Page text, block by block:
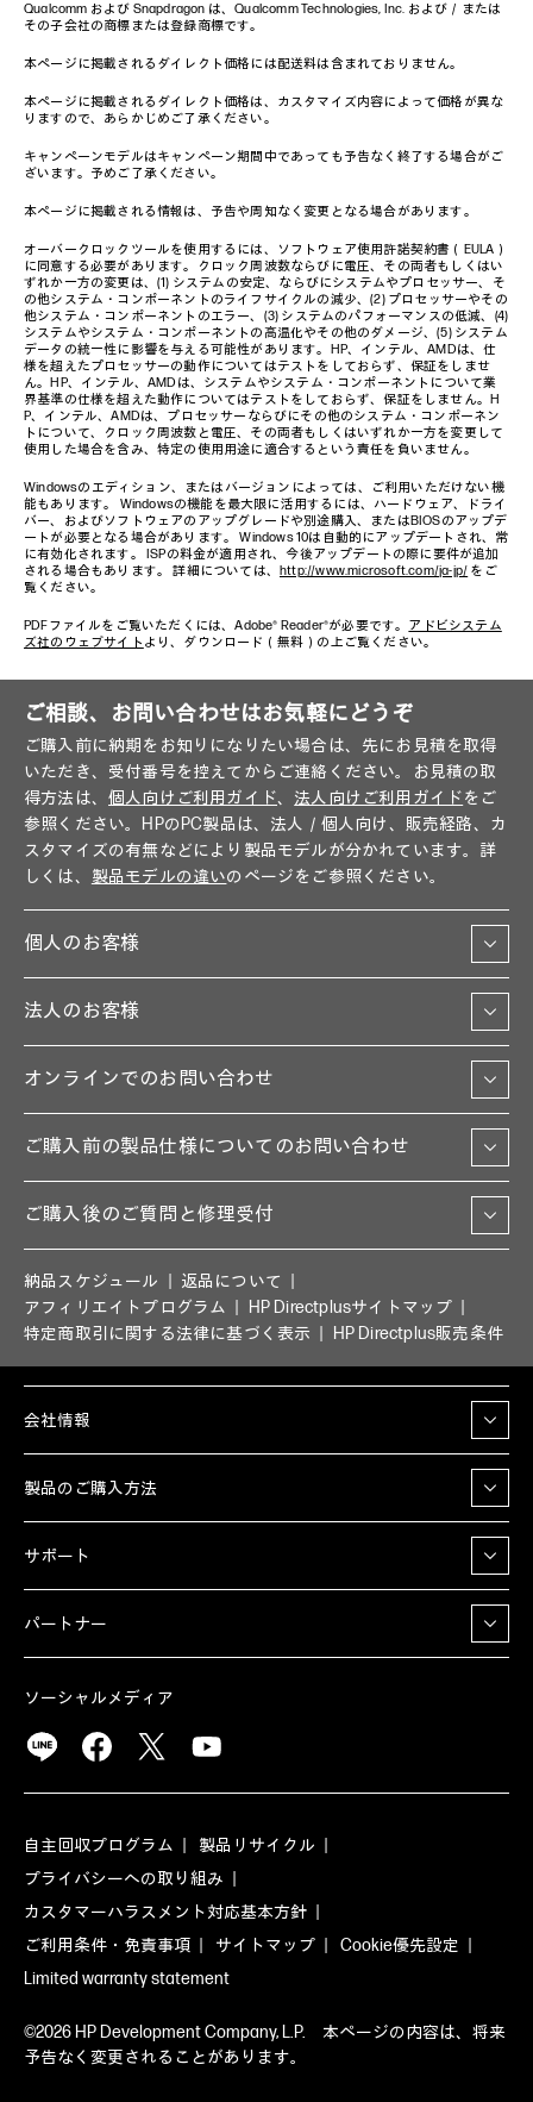
Qualcomm および Snapdragon は、Qualcomm Technologies, Inc. および／または
その子会社の商標または登録商標です。
本ページに掲載されるダイレクト価格には配送料は含まれておりません。
本ページに掲載されるダイレクト価格は、カスタマイズ内容によって価格が異な
りますので、あらかじめご了承ください。
キャンペーンモデルはキャンペーン期間中であっても予告なく終了する場合がご
ざいます。予めご了承ください。
本ページに掲載される情報は、予告や周知なく変更となる場合があります。
オーバークロックツールを使用するには、ソフトウェア使用許諾契約書（EULA）
に同意する必要があります。クロック周波数ならびに電圧、その両者もしくはい
ずれか一方の変更は、(1) システムの安定、ならびにシステムやプロセッサー、そ
の他システム・コンポーネントのライフサイクルの減少、(2) プロセッサーやその
他システム・コンポーネントのエラー、(3) システムのパフォーマンスの低減、(4)
システムやシステム・コンポーネントの高温化やその他のダメージ、(5) システム
データの統一性に影響を与える可能性があります。HP、インテル、AMDは、仕
様を超えたプロセッサーの動作についてはテストをしておらず、保証をしませ
ん。HP、インテル、AMDは、システムやシステム・コンポーネントについて業
界基準の仕様を超えた動作についてはテストをしておらず、保証をしません。H
P、インテル、AMDは、プロセッサーならびにその他のシステム・コンポーネン
トについて、クロック周波数と電圧、その両者もしくはいずれか一方を変更して
使用した場合を含み、特定の使用用途に適合するという責任を負いません。
Windowsのエディション、またはバージョンによっては、ご利用いただけない機
能もあります。 Windowsの機能を最大限に活用するには、ハードウェア、ドライ
バー、およびソフトウェアのアップグレードや別途購入、またはBIOSのアップデ
ートが必要となる場合があります。 Windows 10は自動的にアップデートされ、常
に有効化されます。 ISPの料金が適用され、今後アップデートの際に要件が追加
される場合もあります。 詳細については、 http://www.microsoft.com/ja-jp/ をご
覧ください。
PDFファイルをご覧いただくには、Adobe® Reader®が必要です。 アドビシステム
ズ社のウェブサイト より、ダウンロード（無料）の上ご覧ください。
ご相談、お問い合わせはお気軽にどうぞ
ご購入前に納期をお知りになりたい場合は、先にお見積を取得
いただき、受付番号を控えてからご連絡ください。お見積の取
得方法は、 個人向けご利用ガイド、 法人向けご利用ガイドをご
参照ください。HPのPC製品は、法人／個人向け、販売経路、カ
スタマイズの有無などにより製品モデルが分かれています。詳
しくは、 製品モデルの違いのページをご参照ください。
個人のお客様
法人のお客様
オンラインでのお問い合わせ
ご購入前の製品仕様についてのお問い合わせ
ご購入後のご質問と修理受付
納品スケジュール
返品について
アフィリエイトプログラム
HP Directplusサイトマップ
特定商取引に関する法律に基づく表示
HP Directplus販売条件
会社情報
製品のご購入方法
サポート
パートナー
ソーシャルメディア
自主回収プログラム
製品リサイクル
プライバシーへの取り組み
カスタマーハラスメント対応基本方針
ご利用条件・免責事項
サイトマップ
Cookie優先設定
Limited warranty statement
©2026 HP Development Company, L.P. 本ページの内容は、将来
予告なく変更されることがあります。